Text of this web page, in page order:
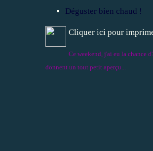
Déguster bien chaud !
Cliquer ici pour
Ce weekend, j'ai eu la chance
donnent un tout petit aperçu...